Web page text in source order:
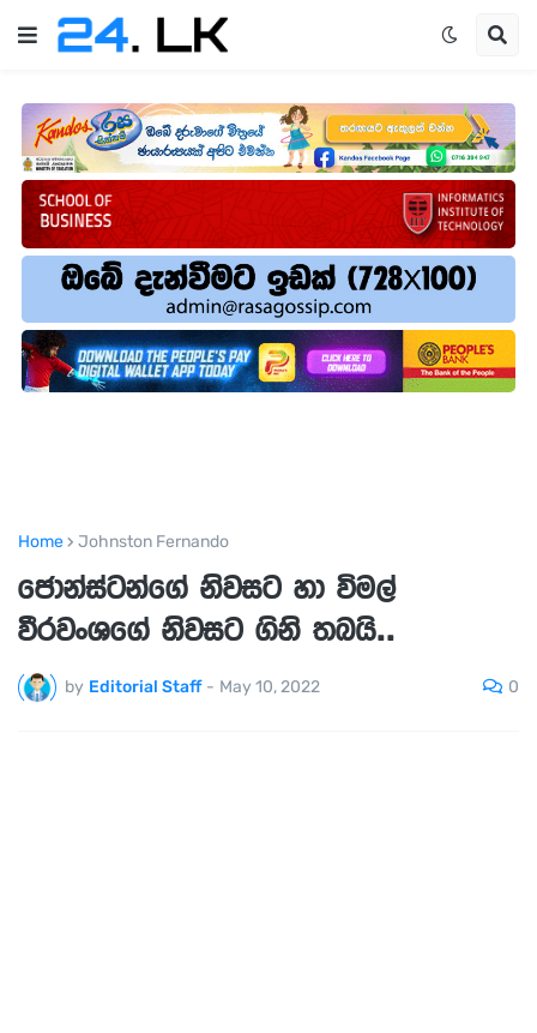
Home Johnston Fernando
ජොන්ස්ටන්ගේ නිවසට හා විමල්
වීරවංශගේ නිවසට ගිනි තබයි..
by Editorial Staff - May 10, 2022 0